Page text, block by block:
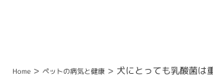
Home> ペットの病気と健康> 犬にとっても乳酸菌は